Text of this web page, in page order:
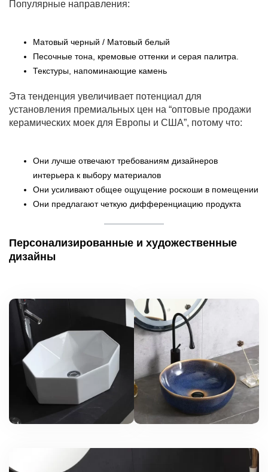
Популярные направления:
Матовый черный / Матовый белый
Песочные тона, кремовые оттенки и серая палитра.
Текстуры, напоминающие камень
Эта тенденция увеличивает потенциал для
установления премиальных цен на “оптовые продажи
керамических моек для Европы и США”, потому что:
Они лучше отвечают требованиям дизайнеров
интерьера к выбору материалов
Они усиливают общее ощущение роскоши в помещении
Они предлагают четкую дифференциацию продукта
Персонализированные и художественные
дизайны